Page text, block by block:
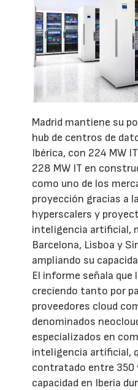
Madrid mantiene su
hub de centros de
Ibérica, con 224 MW
228 MW IT en
como uno de los
proyección gracias a
hyperscalers y
inteligencia artificial,
Barcelona, Lisboa y
ampliando su
El informe señala que
creciendo tanto por
proveedores cloud
denominados
especializados en
inteligencia artificial,
contratado entre 350
capacidad en Iberia